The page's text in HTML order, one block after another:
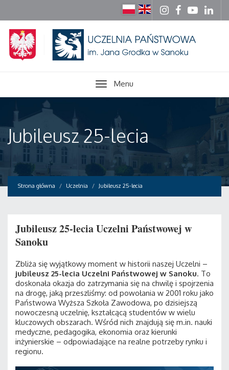
Menu
Jubileusz 25-lecia
Strona główna Uczelnia Jubileusz 25-lecia
Jubileusz 25-lecia Uczelni Państwowej w
Sanoku
Zbliża się wyjątkowy moment w historii naszej Uczelni –
jubileusz 25-lecia Uczelni Państwowej w Sanoku. To
doskonała okazja do zatrzymania się na chwilę i spojrzenia
na drogę, jaką przeszliśmy: od powołania w 2001 roku jako
Państwowa Wyższa Szkoła Zawodowa, po dzisiejszą
nowoczesną uczelnię, kształcącą studentów w wielu
kluczowych obszarach. Wśród nich znajdują się m.in. nauki
medyczne, pedagogika, ekonomia oraz kierunki
inżynierskie – odpowiadające na realne potrzeby rynku i
regionu.